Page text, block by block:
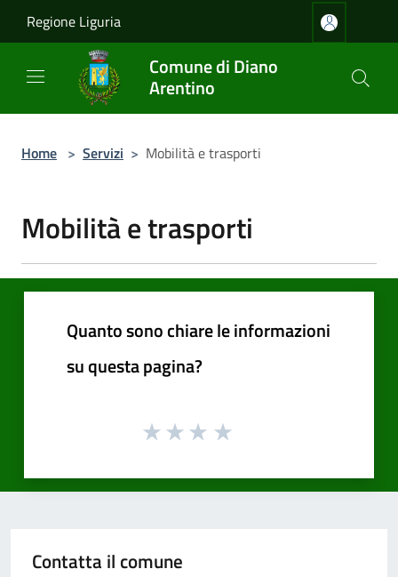
Regione Liguria
Comune di Diano
Arentino
Home > Servizi > Mobilità e trasporti
Mobilità e trasporti
Quanto sono chiare le informazioni
su questa pagina?
Contatta il comune